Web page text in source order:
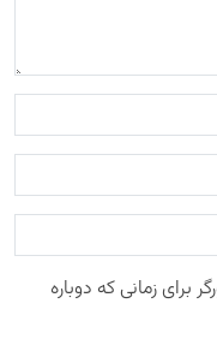
برای زمانی که دوباره